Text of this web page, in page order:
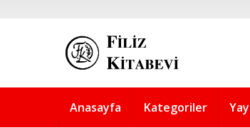
Anasayfa Kategoriler